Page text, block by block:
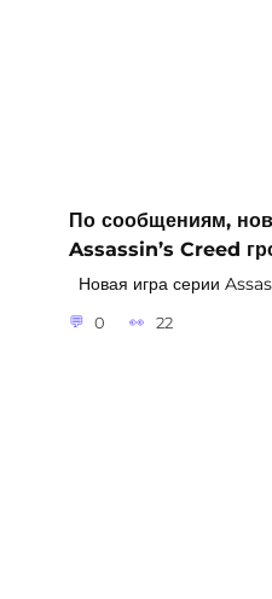
По сообщениям,
Assassin’s Creed
Новая игра серии
0 22